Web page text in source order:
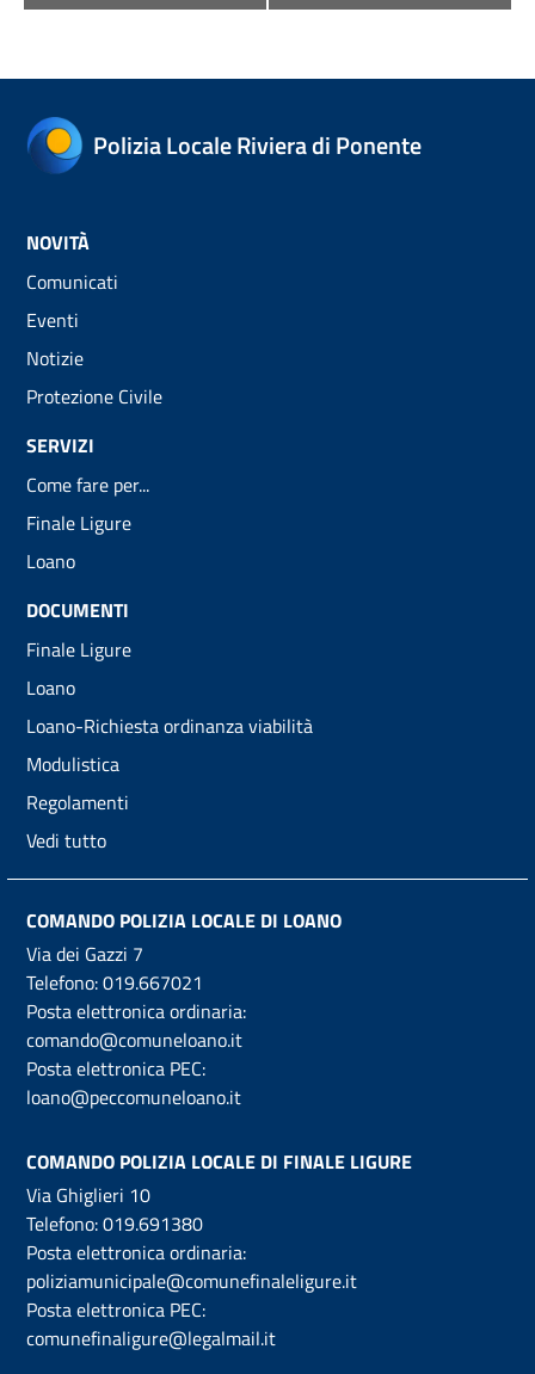
Polizia Locale Riviera di Ponente
NOVITÀ
Comunicati
Eventi
Notizie
Protezione Civile
SERVIZI
Come fare per...
Finale Ligure
Loano
DOCUMENTI
Finale Ligure
Loano
Loano-Richiesta ordinanza viabilità
Modulistica
Regolamenti
Vedi tutto
COMANDO POLIZIA LOCALE DI LOANO
Via dei Gazzi 7
Telefono:019.667021
Posta elettronica ordinaria:
comando@comuneloano.it
Posta elettronica PEC:
loano@peccomuneloano.it
COMANDO POLIZIA LOCALE DI FINALE LIGURE
Via Ghiglieri 10
Telefono:019.691380
Posta elettronica ordinaria:
poliziamunicipale@comunefinaleligure.it
Posta elettronica PEC:
comunefinaligure@legalmail.it